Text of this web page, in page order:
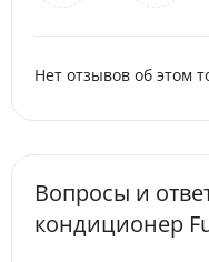
Нет отзывов об этом
Вопросы и
кондиционер